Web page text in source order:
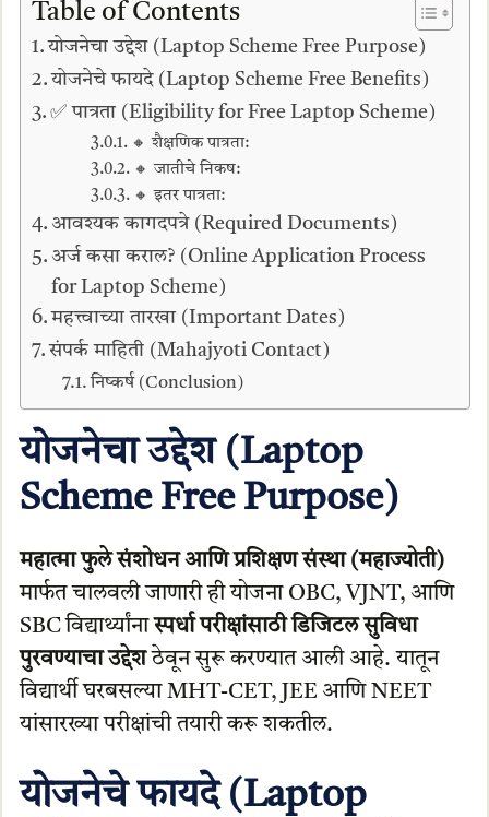
Table of Contents
योजनेचा उद्देश (Laptop Scheme Free Purpose)
योजनेचे फायदे (Laptop Scheme Free Benefits)
✅ पात्रता (Eligibility for Free Laptop Scheme)
🔸 शैक्षणिक पात्रता:
🔸 जातीचे निकष:
🔸 इतर पात्रता:
आवश्यक कागदपत्रे (Required Documents)
अर्ज कसा कराल? (Online Application Process
for Laptop Scheme)
महत्त्वाच्या तारखा (Important Dates)
संपर्क माहिती (Mahajyoti Contact)
निष्कर्ष (Conclusion)
योजनेचा उद्देश (Laptop
Scheme Free Purpose)
महात्मा फुले संशोधन आणि प्रशिक्षण संस्था (महाज्योती)
मार्फत चालवली जाणारी ही योजना OBC, VJNT, आणि
SBC विद्यार्थ्यांनास्पर्धा परीक्षांसाठी डिजिटल सुविधा
पुरवण्याचा उद्देशठेवून सुरू करण्यात आली आहे. यातून
विद्यार्थी घरबसल्या MHT-CET, JEE आणि NEET
यांसारख्या परीक्षांची तयारी करू शकतील.
योजनेचे फायदे (Laptop